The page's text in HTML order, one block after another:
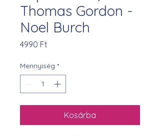
Thomas Gordon -
Noel Burch
4990 Ft
Mennyiség *
Kosárba